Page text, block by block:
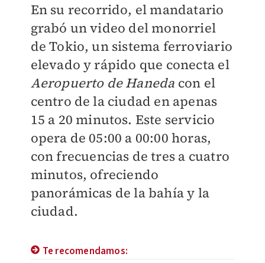
En su recorrido, el mandatario
grabó un video del monorriel
de Tokio, un sistema ferroviario
elevado y rápido que conecta el
Aeropuerto de Haneda con el
centro de la ciudad en apenas
15 a 20 minutos. Este servicio
opera de 05:00 a 00:00 horas,
con frecuencias de tres a cuatro
minutos, ofreciendo
panorámicas de la bahía y la
ciudad.
Te recomendamos: